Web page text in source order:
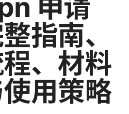
申请
指南、
、材料
用策略